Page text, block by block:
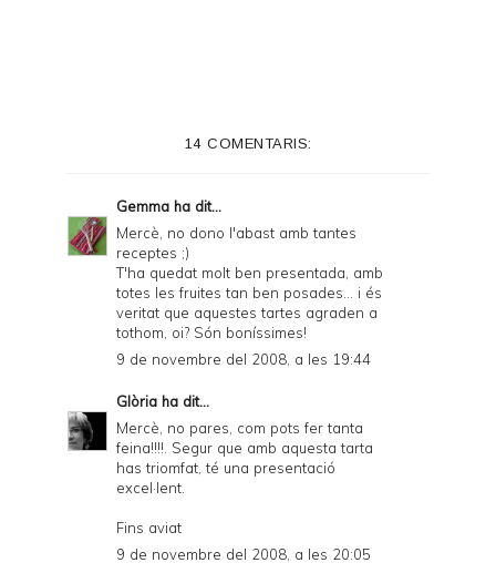
i
e
d
y
a
n
d
P
14 COMENTARIS:
Gemma ha dit...
Mercè, no dono l'abast amb tantes
receptes ;)
T'ha quedat molt ben presentada, amb
totes les fruites tan ben posades... i és
veritat que aquestes tartes agraden a
tothom, oi? Són boníssimes!
9 de novembre del 2008, a les 19:44
Glòria ha dit...
Mercè, no pares, com pots fer tanta
feina!!!!. Segur que amb aquesta tarta
has triomfat, té una presentació
excel·lent.
Fins aviat
9 de novembre del 2008, a les 20:05